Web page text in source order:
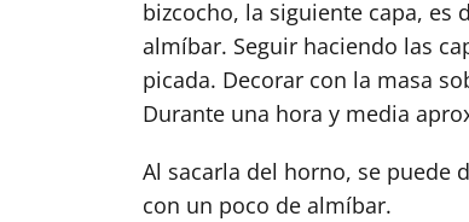
bizcocho, la siguiente capa, es
almíbar. Seguir haciendo las
picada. Decorar con la masa
Durante una hora y media
Al sacarla del horno, se puede
con un poco de almíbar.